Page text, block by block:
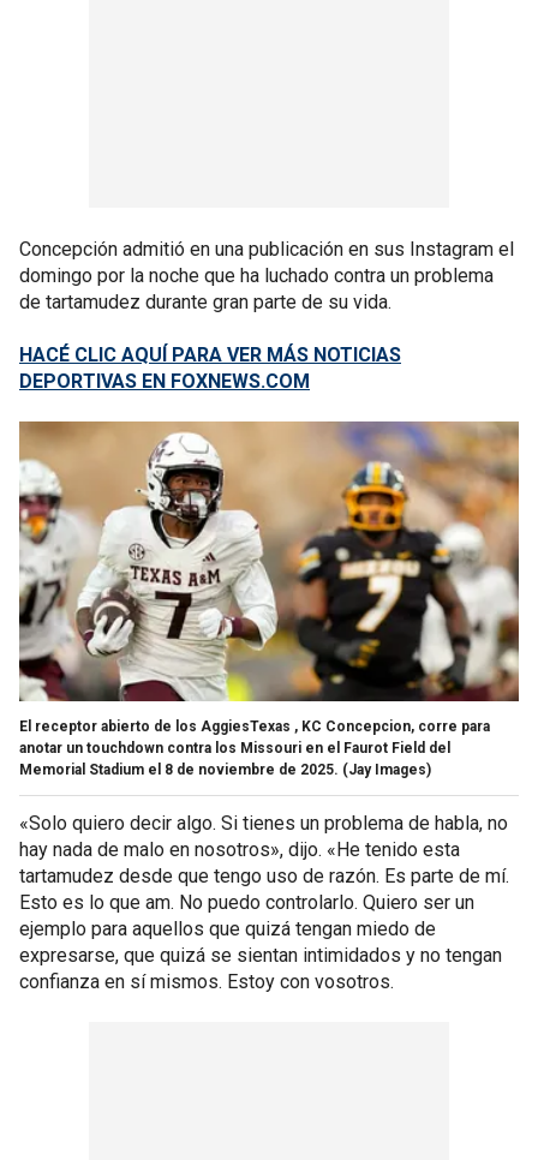
Concepción admitió en una publicación en sus Instagram el
domingo por la noche que ha luchado contra un problema
de tartamudez durante gran parte de su vida.
HACÉ CLIC AQUÍ PARA VER MÁS NOTICIAS
DEPORTIVAS EN FOXNEWS.COM
El receptor abierto de los AggiesTexas , KC Concepcion, corre para
anotar un touchdown contra los Missouri en el Faurot Field del
Memorial Stadium el 8 de noviembre de 2025. (Jay Images)
«Solo quiero decir algo. Si tienes un problema de habla, no
hay nada de malo en nosotros», dijo. «He tenido esta
tartamudez desde que tengo uso de razón. Es parte de mí.
Esto es lo que am. No puedo controlarlo. Quiero ser un
ejemplo para aquellos que quizá tengan miedo de
expresarse, que quizá se sientan intimidados y no tengan
confianza en sí mismos. Estoy con vosotros.